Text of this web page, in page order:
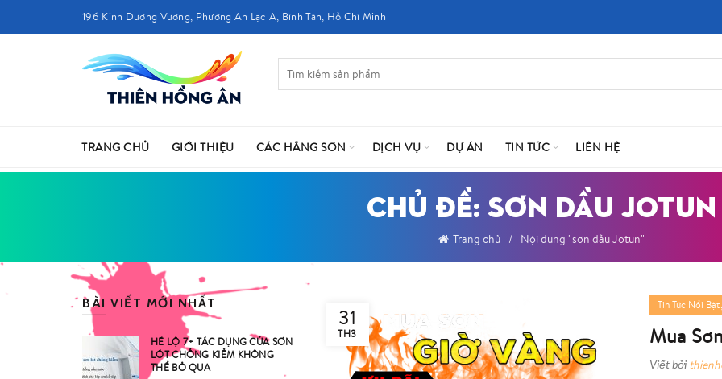
196 Kinh Dương Vương, Phường An Lạc A, Bình Tân, Hồ Chí Minh
TRANG CHỦ GIỚI THIỆU CÁC HÃNG SƠN DỊCH VỤ DỰ ÁN TIN TỨC LIÊN HỆ
CHỦ ĐỀ: SƠN DẦU JOTUN
Trang chủ Nội dung "sơn dầu Jotun"
31
TH3
Tin Tức Nổi Bật,
Mua
Viết bởi
BÀI VIẾT MỚI NHẤT
HÉ LỘ 7+ TÁC DỤNG CỦA SƠN
LÓT CHỐNG KIỀM KHÔNG
THỂ BỎ QUA